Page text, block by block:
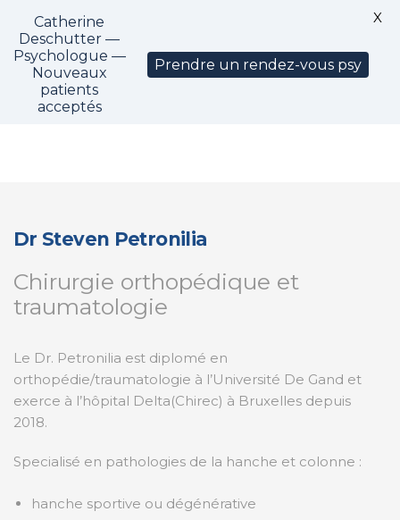
CM1325
Dr Steven Petronilia
Chirurgie orthopédique et
traumatologie
Le Dr. Petronilia est diplomé en
orthopédie/traumatologie à l’Université De Gand et
exerce à l’hôpital Delta(Chirec) à Bruxelles depuis
2018.
Specialisé en pathologies de la hanche et colonne :
hanche sportive ou dégénérative
Catherine
Deschutter —
Psychologue —
Nouveaux
patients
acceptés
Prendre un rendez-vous psy
X